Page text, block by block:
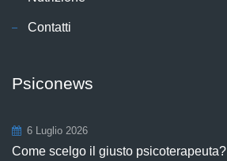
Contatti
Psiconews
6 Luglio 2026
Come scelgo il giusto psicoterapeuta?